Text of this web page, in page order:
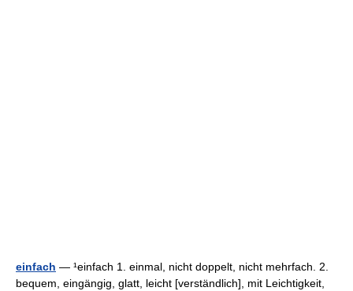
einfach — ¹einfach 1. einmal, nicht doppelt, nicht mehrfach. 2.
bequem, eingängig, glatt, leicht [verständlich], mit Leichtigkeit,